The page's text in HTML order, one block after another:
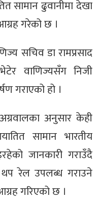
सामान ढुवानीमा देखा
गरेको छ ।
सचिव डा रामप्रसाद
वाणिज्यसँग निजी
गराएको हो ।
अनुसार केही
सामान भारतीय
जानकारी गराउँदै
थप रेल उपलब्ध गराउने
गरिएको छ ।